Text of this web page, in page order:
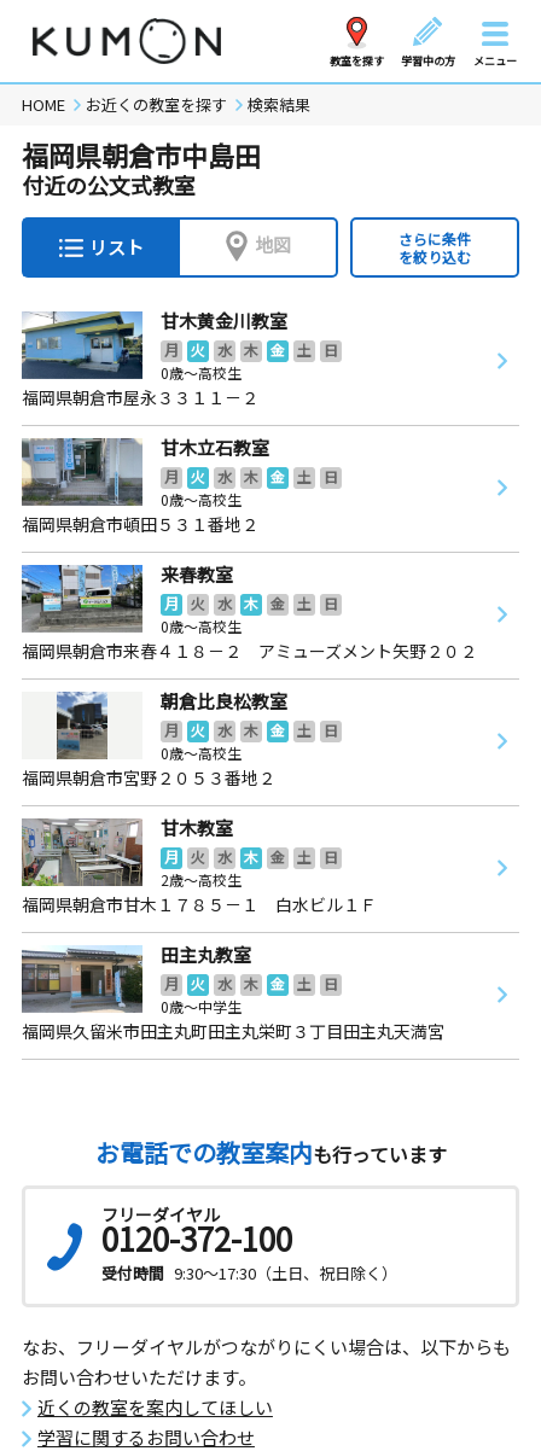
教室を探す 学習中の方 メニュー
HOME お近くの教室を探す 検索結果
福岡県朝倉市中島田
付近の公文式教室
リスト 地図
さらに条件
を絞り込む
甘木黄金川教室
月 火 水 木 金 土
日
0歳～高校生
福岡県朝倉市屋永３３１１－２
甘木立石教室
月 火 水 木 金 土
日
0歳～高校生
福岡県朝倉市頓田５３１番地２
来春教室
月 火 水 木 金 土
日
0歳～高校生
福岡県朝倉市来春４１８－２ アミューズメント矢野２０２
朝倉比良松教室
月 火 水 木 金 土
日
0歳～高校生
福岡県朝倉市宮野２０５３番地２
甘木教室
月 火 水 木 金 土
日
2歳～高校生
福岡県朝倉市甘木１７８５－１ 白水ビル１Ｆ
田主丸教室
月 火 水 木 金 土
日
0歳～中学生
福岡県久留米市田主丸町田主丸栄町３丁目田主丸天満宮
お電話での教室案内も行っています
フリーダイヤル
0120-372-100
受付時間 9:30～17:30（土日、祝日除く）
なお、フリーダイヤルがつながりにくい場合は、以下からも
お問い合わせいただけます。
近くの教室を案内してほしい
学習に関するお問い合わせ